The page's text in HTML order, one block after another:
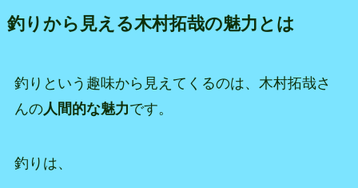
釣りから見える木村拓哉の魅力とは
釣りという趣味から見えてくるのは、木村拓哉さ
んの人間的な魅力です。
釣りは、